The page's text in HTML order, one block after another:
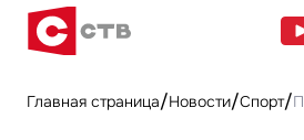
Главная страница Новости Спорт